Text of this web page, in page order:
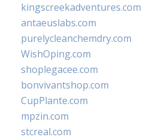
kingscreekadventures.com
antaeuslabs.com
purelycleanchemdry.com
WishOping.com
shoplegacee.com
bonvivantshop.com
CupPlante.com
mpzin.com
stcreal.com